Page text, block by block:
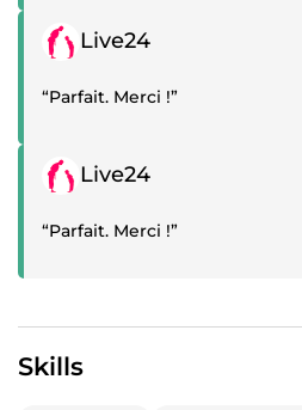
Positive review
Live24
“Parfait. Merci !”
Positive review
Live24
“Parfait. Merci !”
Skills